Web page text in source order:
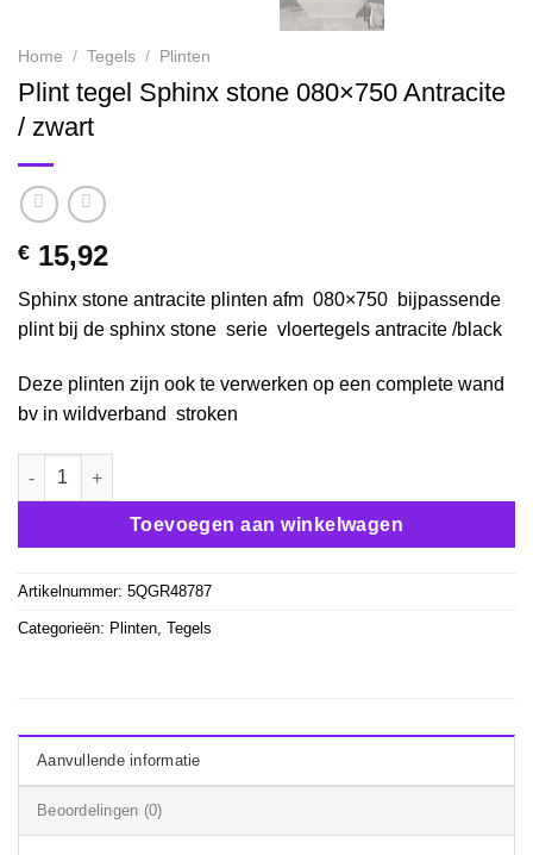
Home / Tegels / Plinten
Plint tegel Sphinx stone 080×750 Antracite
/ zwart
€ 15,92
Sphinx stone antracite plinten afm 080×750 bijpassende
plint bij de sphinx stone serie vloertegels antracite /black
Deze plinten zijn ook te verwerken op een complete wand
bv in wildverband stroken
Plint tegel Sphinx stone 080x750 Antracite / zwart aantal
Toevoegen aan winkelwagen
Artikelnummer: 5QGR48787
Categorieën: Plinten Tegels
Aanvullende informatie
Beoordelingen (0)